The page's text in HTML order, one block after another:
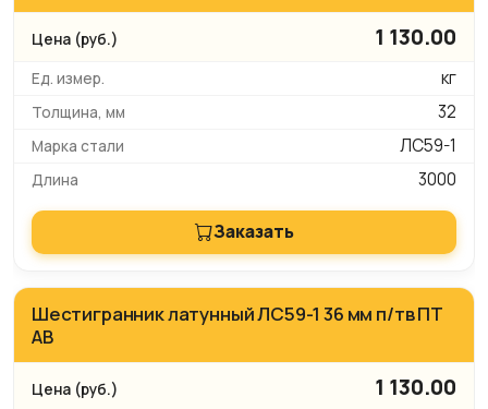
1 130.00
кг
32
ЛС59-1
3000
Заказать
Шестигранник латунный ЛС59-1 36 мм п/тв ПТ
АВ
1 130.00